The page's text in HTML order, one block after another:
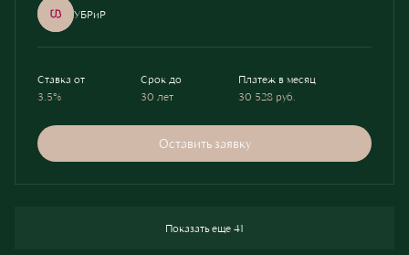
УБРиР
Ставка от
3.5%
Срок до
30 лет
Платеж в месяц
30 528 руб.
Оставить заявку
Показать еще 41